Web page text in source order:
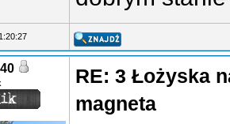
RE: 3 Łożyska
magneta